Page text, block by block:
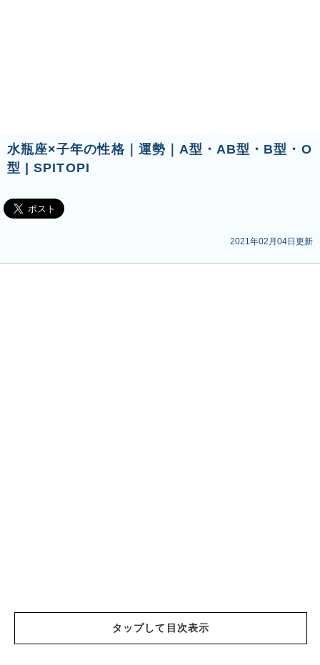
水瓶座×子年の性格｜運勢｜A型・AB型・B型・O
型 | SPITOPI
2021年02月04日更新
タップして目次表示